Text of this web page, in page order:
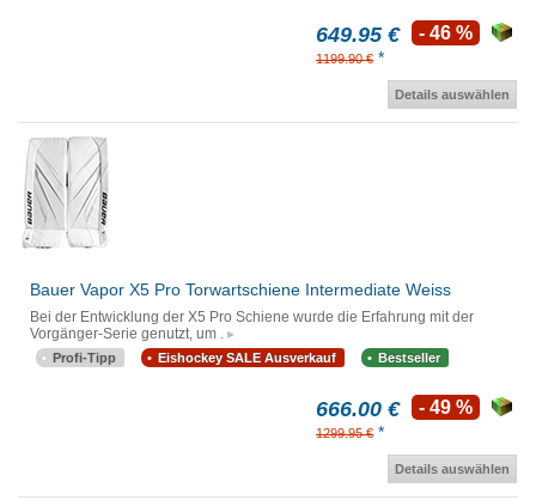
649.95 €
1199.90 € *
- 46 %
Details auswählen
Bauer Vapor X5 Pro Torwartschiene Intermediate Weiss
Bei der Entwicklung der X5 Pro Schiene wurde die Erfahrung mit der
Vorgänger-Serie genutzt, um .
Profi-Tipp Eishockey SALE Ausverkauf Bestseller
666.00 €
1299.95 € *
- 49 %
Details auswählen